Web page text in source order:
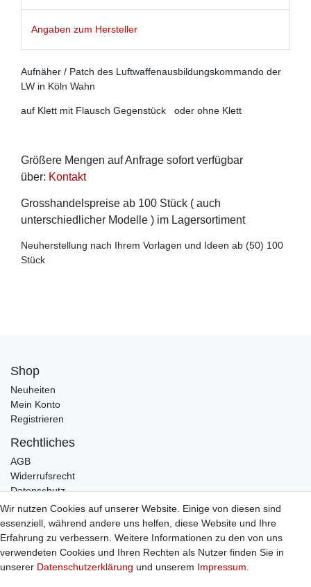
Angaben zum Hersteller
Aufnäher / Patch des Luftwaffenausbildungskommando der
LW in Köln Wahn
auf Klett mit Flausch Gegenstück oder ohne Klett
Größere Mengen auf Anfrage sofort verfügbar
über: Kontakt
Grosshandelspreise ab 100 Stück ( auch
unterschiedlicher Modelle ) im Lagersortiment
Neuherstellung nach Ihrem Vorlagen und Ideen ab (50) 100
Stück
Shop
Neuheiten
Mein Konto
Registrieren
Rechtliches
AGB
Widerrufsrecht
Datenschutz
Impressum
Infos
Zahlung / Versand
Individuelle Anfertigung
Wir nutzen Cookies auf unserer Website. Einige von diesen sind
essenziell, während andere uns helfen, diese Website und Ihre
Erfahrung zu verbessern. Weitere Informationen zu den von uns
verwendeten Cookies und Ihren Rechten als Nutzer finden Sie in
unserer Daten­schutz­erklärung und unserem Impressum